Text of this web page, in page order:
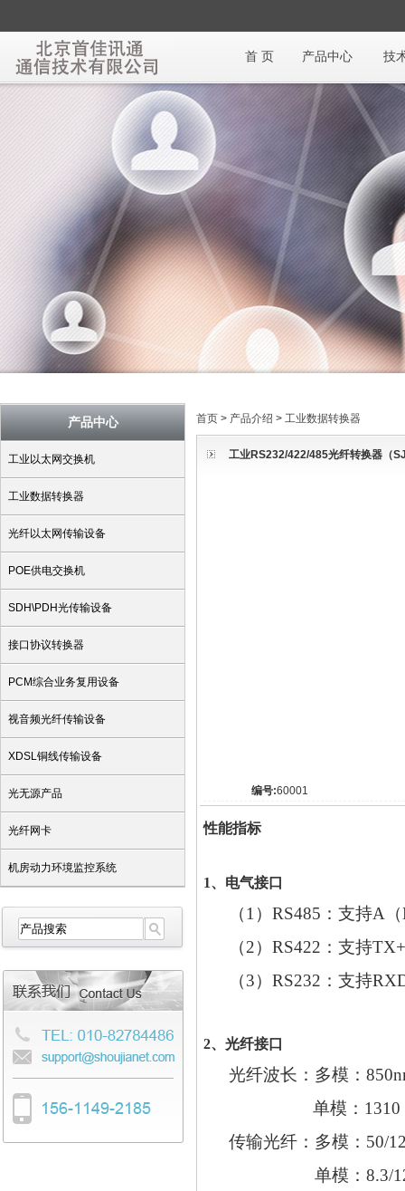
首 页 产品中心 技
产品中心
工业以太网交换机
工业数据转换器
光纤以太网传输设备
POE供电交换机
SDH\PDH光传输设备
接口协议转换器
PCM综合业务复用设备
视音频光纤传输设备
XDSL铜线传输设备
光无源产品
光纤网卡
机房动力环境监控系统
首页 > 产品介绍 > 工业数据转换器
工业RS232/422/485光纤转换器（
编号:60001
性能指标
1、电气接口
（1）RS485：支持A
（2）RS422：支持
（3）RS232：支持
2、光纤接口
光纤波长： 多模：
单模：1310
传输光纤： 多模：50/
单模： 8.3/